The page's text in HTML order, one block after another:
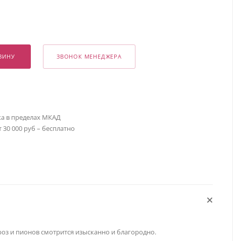
ЗВОНОК МЕНЕДЖЕРА
в пределах МКАД
000 руб – бесплатно
и пионов смотрится изысканно и благородно.